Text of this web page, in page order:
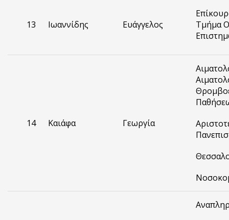
13 Ιωαννίδης Ευάγγελος
Τμήμα
14 Καιάφα Γεωργία